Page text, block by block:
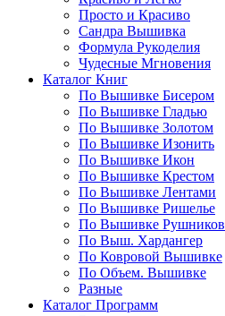
Просто и Красиво
Сандра Вышивка
Формула Рукоделия
Чудесные Мгновения
Каталог Книг
По Вышивке Бисером
По Вышивке Гладью
По Вышивке Золотом
По Вышивке Изонить
По Вышивке Икон
По Вышивке Крестом
По Вышивке Лентами
По Вышивке Ришелье
По Вышивке Рушников
По Выш. Хардангер
По Ковровой Вышивке
По Объем. Вышивке
Разные
Каталог Программ